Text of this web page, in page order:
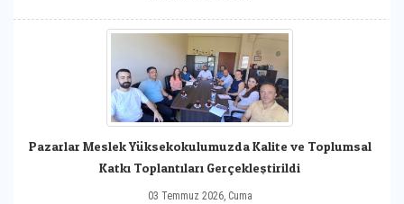
Pazarlar Meslek Yüksekokulumuzda Kalite ve Toplumsal
Katkı Toplantıları Gerçekleştirildi
03 Temmuz 2026, Cuma